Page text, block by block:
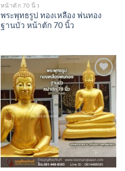
หน้าตัก 70 นิ้ว
พระพุทธรูป ทองเหลือง พ่นทอง
ฐานบัว หน้าตัก 70 นิ้ว
Add to
Wishlist